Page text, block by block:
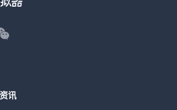
资讯